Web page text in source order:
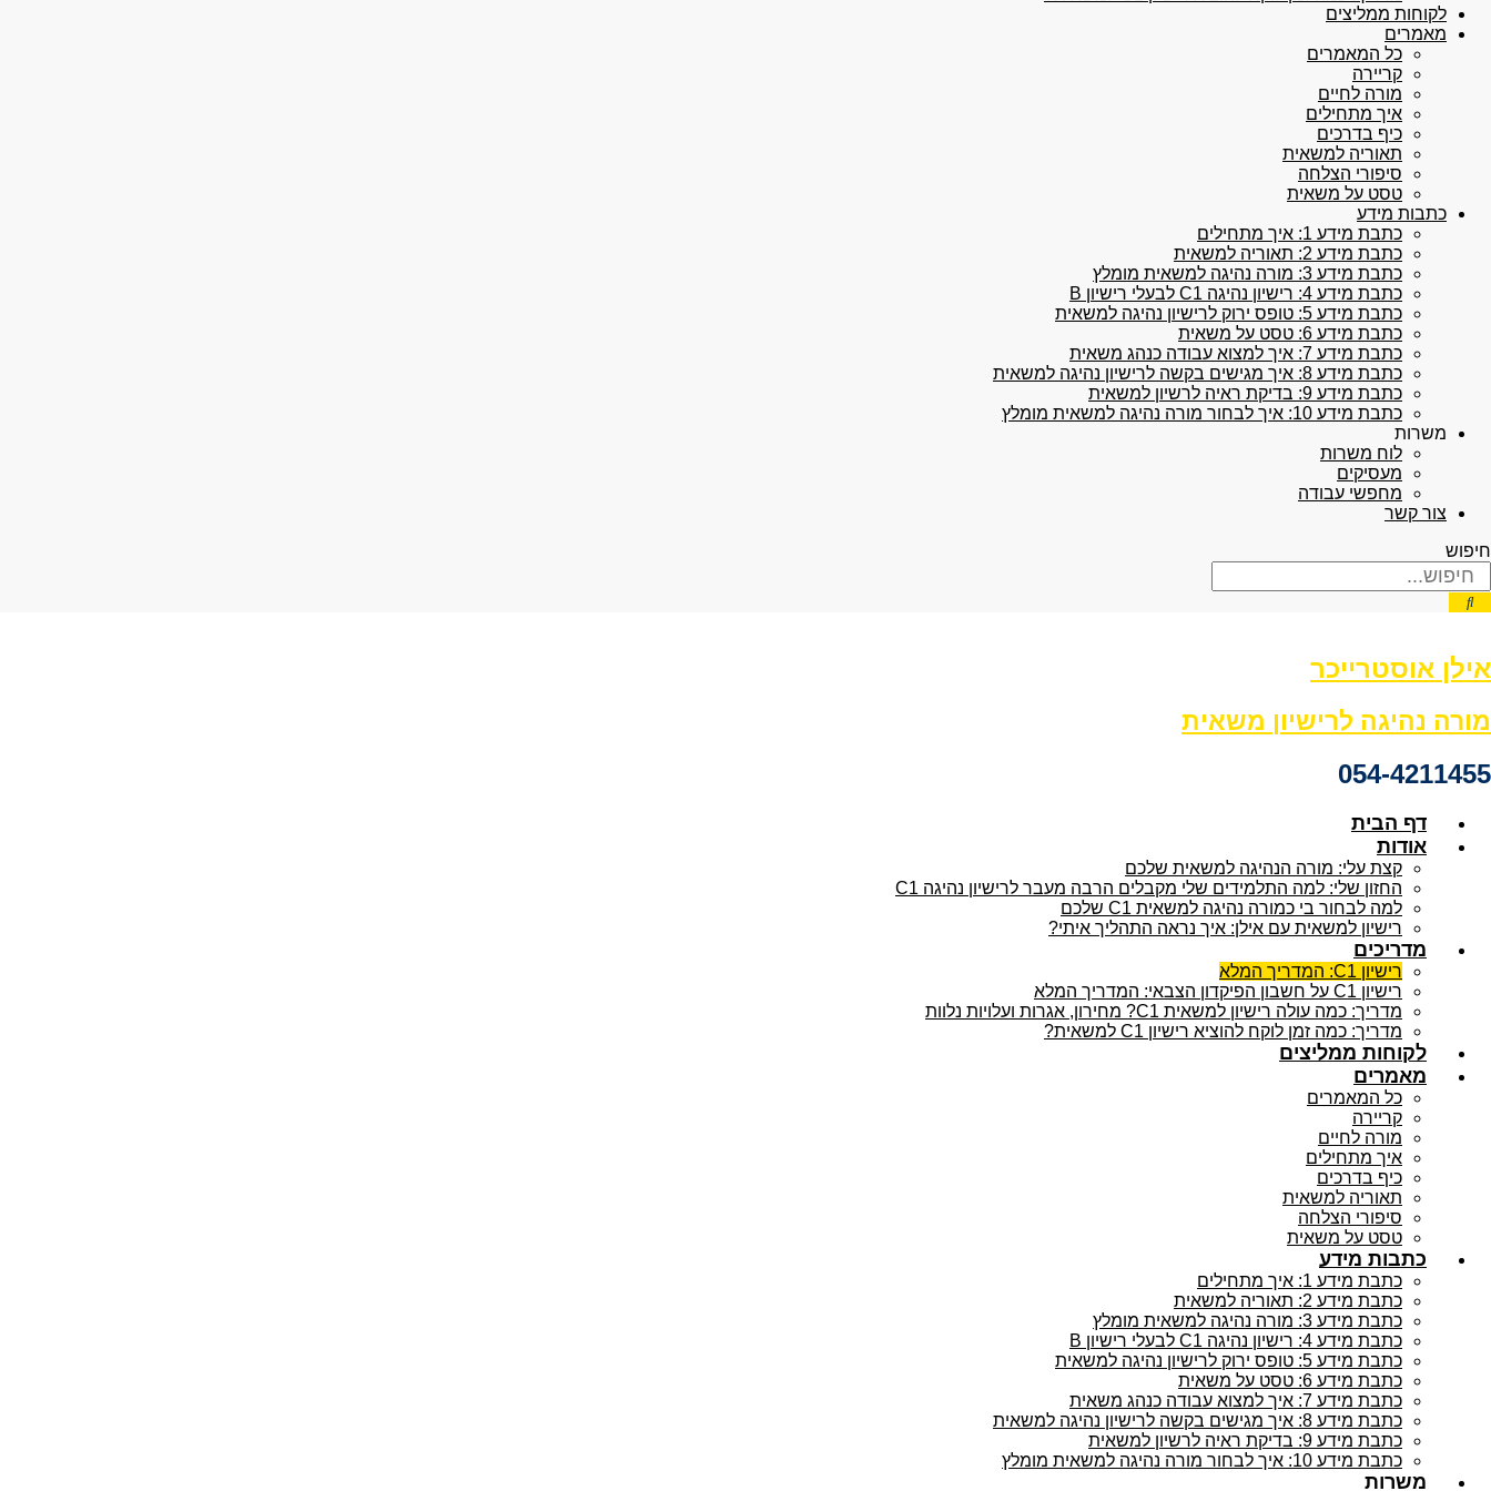
לקוחות ממליצים
מאמרים
כל המאמרים
קריירה
מורה לחיים
איך מתחילים
כיף בדרכים
תאוריה למשאית
סיפורי הצלחה
טסט על משאית
כתבות מידע
כתבת מידע 1: איך מתחילים
כתבת מידע 2: תאוריה למשאית
כתבת מידע 3: מורה נהיגה למשאית מומלץ
כתבת מידע 4: רישיון נהיגה C1 לבעלי רישיון B
כתבת מידע 5: טופס ירוק לרישיון נהיגה למשאית
כתבת מידע 6: טסט על משאית
כתבת מידע 7: איך למצוא עבודה כנהג משאית
כתבת מידע 8: איך מגישים בקשה לרישיון נהיגה למשאית
כתבת מידע 9: בדיקת ראיה לרשיון למשאית
כתבת מידע 10: איך לבחור מורה נהיגה למשאית מומלץ
משרות
לוח משרות
מעסיקים
מחפשי עבודה
צור קשר
חיפוש
אילן אוסטרייכר
מורה נהיגה לרישיון משאית
054-4211455
דף הבית
אודות
קצת עלי: מורה הנהיגה למשאית שלכם
החזון שלי: למה התלמידים שלי מקבלים הרבה מעבר לרישיון נהיגה C1
למה לבחור בי כמורה נהיגה למשאית C1 שלכם
רישיון למשאית עם אילן: איך נראה התהליך איתי?
מדריכים
רישיון C1: המדריך המלא
רישיון C1 על חשבון הפיקדון הצבאי: המדריך המלא
מדריך: כמה עולה רישיון למשאית C1? מחירון, אגרות ועלויות נלוות
מדריך: כמה זמן לוקח להוציא רישיון C1 למשאית?
לקוחות ממליצים
מאמרים
כל המאמרים
קריירה
מורה לחיים
איך מתחילים
כיף בדרכים
תאוריה למשאית
סיפורי הצלחה
טסט על משאית
כתבות מידע
כתבת מידע 1: איך מתחילים
כתבת מידע 2: תאוריה למשאית
כתבת מידע 3: מורה נהיגה למשאית מומלץ
כתבת מידע 4: רישיון נהיגה C1 לבעלי רישיון B
כתבת מידע 5: טופס ירוק לרישיון נהיגה למשאית
כתבת מידע 6: טסט על משאית
כתבת מידע 7: איך למצוא עבודה כנהג משאית
כתבת מידע 8: איך מגישים בקשה לרישיון נהיגה למשאית
כתבת מידע 9: בדיקת ראיה לרשיון למשאית
כתבת מידע 10: איך לבחור מורה נהיגה למשאית מומלץ
משרות